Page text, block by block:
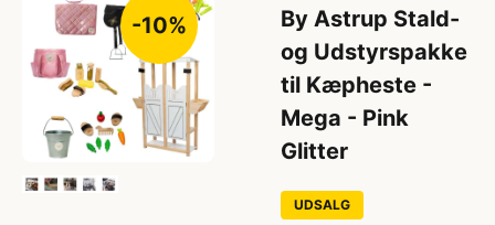
-10%
By Astrup Stald-
og Udstyrspakke
til Kæpheste -
Mega - Pink
Glitter
UDSALG